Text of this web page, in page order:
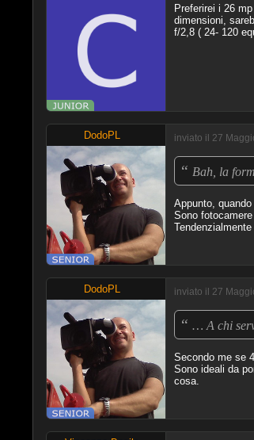
Preferirei i 26
dimensioni,
f/2,8 ( 24- 120
DodoPL inviato il 27
“ Bah, la
Appunto,
Sono
DodoPL inviato il 27
“ … A chi
Secondo me se
Sono ideali da
cosa.